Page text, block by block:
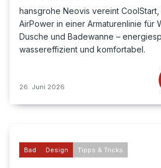
hansgrohe Neovis vereint CoolStart,
AirPower in einer Armaturenlinie für
Dusche und Badewanne –
wassereffizient und komfortabel.
26. Juni 2026
Bad Design Tipps & Tricks